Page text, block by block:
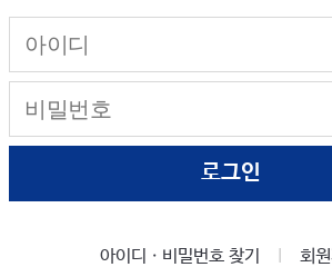
로그인
아이디ㆍ비밀번호 찾기 회